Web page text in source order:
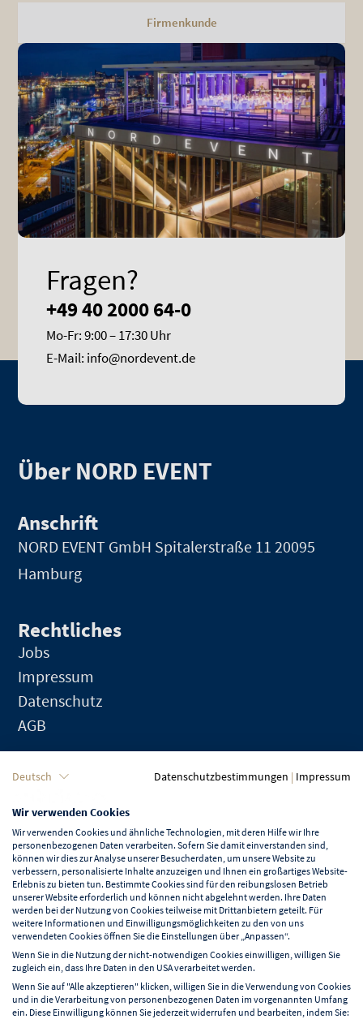
Firmenkunde
Fragen?
+49 40 2000 64-0
Mo-Fr: 9:00 – 17:30 Uhr
E-Mail: info@nordevent.de
Über NORD EVENT
Anschrift
NORD EVENT GmbH Spitalerstraße 11 20095
Hamburg
Rechtliches
Jobs
Impressum
Datenschutz
AGB
Sprache
Deutsch
Mehr erfahren über NORD EVENT
Blog
Deutsch Datenschutzbestimmungen | Impressum
Wir verwenden Cookies
Wir verwenden Cookies und ähnliche Technologien, mit deren Hilfe wir Ihre
personenbezogenen Daten verarbeiten. Sofern Sie damit einverstanden sind,
können wir dies zur Analyse unserer Besucherdaten, um unsere Website zu
verbessern, personalisierte Inhalte anzuzeigen und Ihnen ein großartiges Website-
Erlebnis zu bieten tun. Bestimmte Cookies sind für den reibungslosen Betrieb
unserer Website erforderlich und können nicht abgelehnt werden. Ihre Daten
werden bei der Nutzung von Cookies teilweise mit Drittanbietern geteilt. Für
weitere Informationen und Einwilligungsmöglichkeiten zu den von uns
verwendeten Cookies öffnen Sie die Einstellungen über „Anpassen“.
Wenn Sie in die Nutzung der nicht-notwendigen Cookies einwilligen, willigen Sie
zugleich ein, dass Ihre Daten in den USA verarbeitet werden.
Wenn Sie auf "Alle akzeptieren" klicken, willigen Sie in die Verwendung von Cookies
und in die Verarbeitung von personenbezogenen Daten im vorgenannten Umfang
ein. Diese Einwilligung können Sie jederzeit widerrufen und bearbeiten, indem Sie: